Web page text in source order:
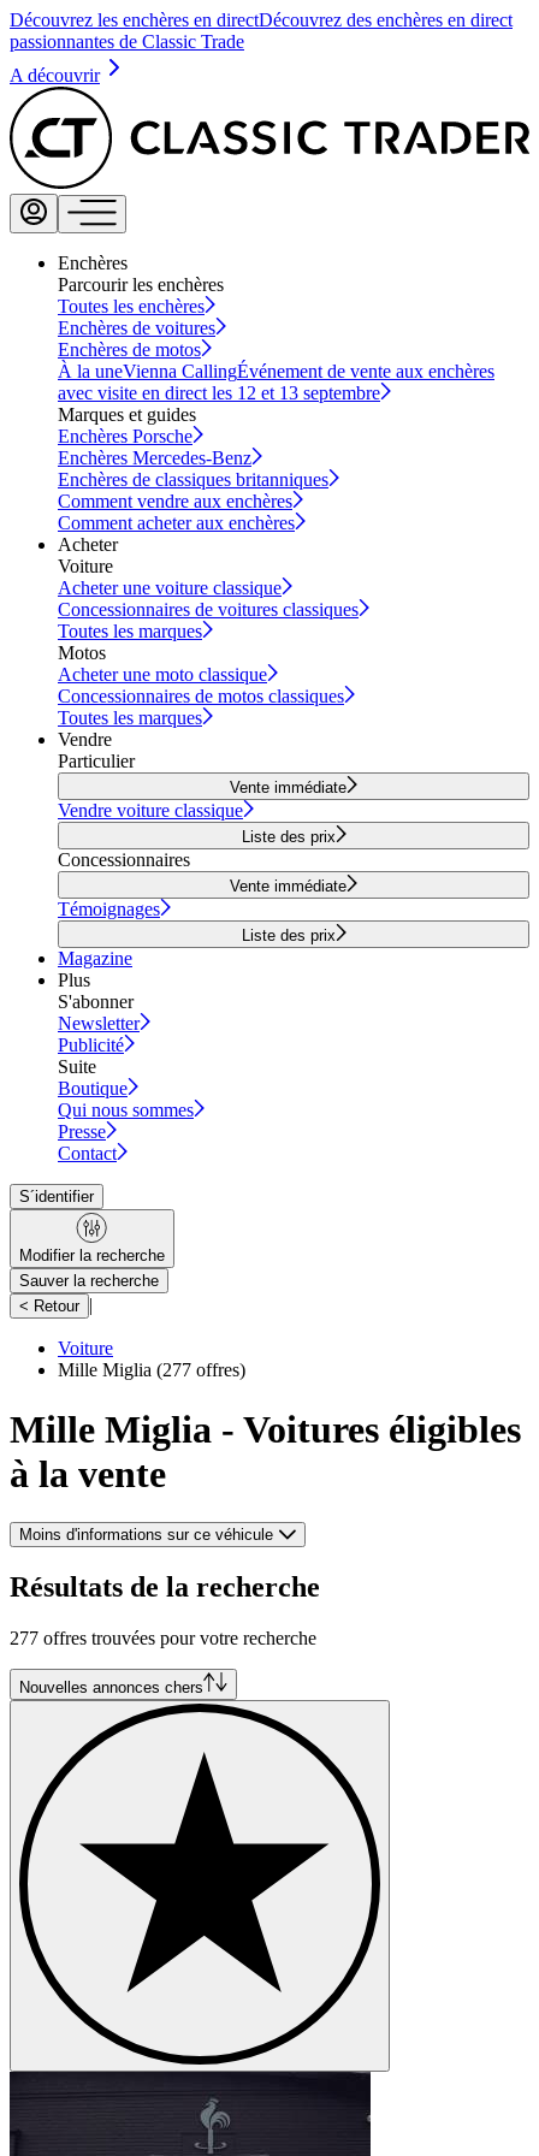
Découvrez les enchères en directDécouvrez des enchères en direct
passionnantes de Classic Trade
A découvrir
Enchères
Parcourir les enchères
Toutes les enchères
Enchères de voitures
Enchères de motos
À la uneVienna CallingÉvénement de vente aux enchères
avec visite en direct les 12 et 13 septembre
Marques et guides
Enchères Porsche
Enchères Mercedes-Benz
Enchères de classiques britanniques
Comment vendre aux enchères
Comment acheter aux enchères
Acheter
Voiture
Acheter une voiture classique
Concessionnaires de voitures classiques
Toutes les marques
Motos
Acheter une moto classique
Concessionnaires de motos classiques
Toutes les marques
Vendre
Particulier
Vente immédiate
Vendre voiture classique
Liste des prix
Concessionnaires
Vente immédiate
Témoignages
Liste des prix
Magazine
Plus
S'abonner
Newsletter
Publicité
Suite
Boutique
Qui nous sommes
Presse
Contact
S´identifier
Modifier la recherche
Sauver la recherche
< Retour |
Voiture
Mille Miglia (277 offres)
Mille Miglia - Voitures éligibles
à la vente
Moins d'informations sur ce véhicule
Résultats de la recherche
277 offres trouvées pour votre recherche
Nouvelles annonces chers